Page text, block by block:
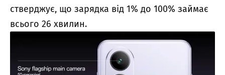
стверджує, що зарядка від 1% до 100% займає
всього 26 хвилин.